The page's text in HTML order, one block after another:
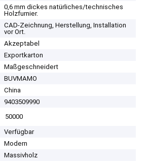
0,6 mm dickes natürliches/technisches
Holzfurnier.
CAD-Zeichnung, Herstellung, Installation
vor Ort.
Akzeptabel
Exportkarton
Maßgeschneidert
BUVMAMO
China
9403509990
50000
Verfügbar
Modern
Massivholz